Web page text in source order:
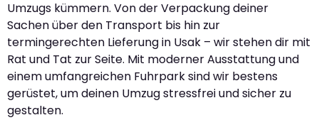
Umzugs kümmern. Von der Verpackung deiner
Sachen über den Transport bis hin zur
termingerechten Lieferung in Usak – wir stehen dir mit
Rat und Tat zur Seite. Mit moderner Ausstattung und
einem umfangreichen Fuhrpark sind wir bestens
gerüstet, um deinen Umzug stressfrei und sicher zu
gestalten.